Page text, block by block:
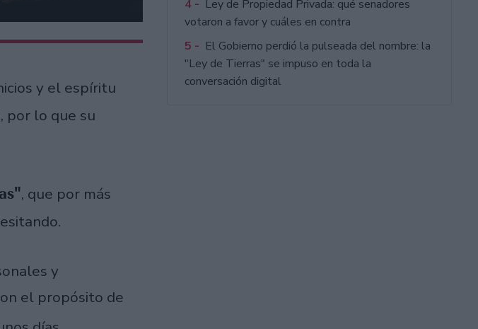
y el espíritu
por lo que su
, que por más
y
el propósito de
4 - Ley de Propiedad Privada: qué senadores
votaron a favor y cuáles en contra
5 - El Gobierno perdió la pulseada del nombre: la
"Ley de Tierras" se impuso en toda la
conversación digital